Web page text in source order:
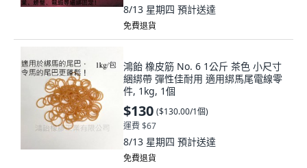
8/13 星期四 預計送達
免費退貨
鴻飴 橡皮筋 No. 6 1公斤 茶色 小尺寸
綑綁帶 彈性佳耐用 適用綁馬尾電線零
件, 1kg, 1個
$130 ($130.00/1個)
運費 $67
8/13 星期四 預計送達
免費退貨